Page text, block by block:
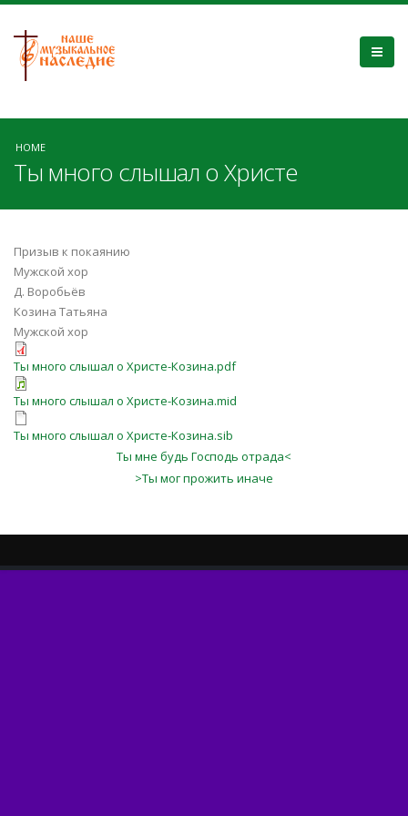
HOME
Ты много слышал о Христе
Призыв к покаянию
Мужской хор
Д. Воробьёв
Козина Татьяна
Мужской хор
Ты много слышал о Христе-Козина.pdf
Ты много слышал о Христе-Козина.mid
Ты много слышал о Христе-Козина.sib
Ты мне будь Господь отрада<
>Ты мог прожить иначе